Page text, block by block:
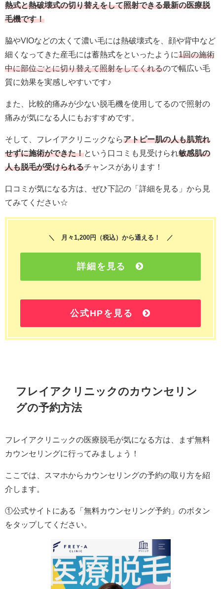
熱式と熱破壊式の切り替えをして照射できる最新の医療脱
毛機です！
脇やVIOなどの太くて濃い毛には熱破壊式を、顔や背中など
細くなってきた産毛には蓄熱式をといったように1回の施術
中に部位ごとに切り替えて照射をしてくれるので幅広い毛
質に効果を実感しやすいです♪
また、比較的痛みが少ない脱毛機を使用してるので照射の
痛みが気になる人にもおすすめです。
そして、フレイアクリニックならアトピー肌の人も肌荒れ
せずに施術ができた！という口コミも見受けられ敏感肌の
人も脱毛が受けられるチャンスがあります！
口コミが気になる方は、ぜひ下記の「詳細を見る」から見
てみてください☆
＼ 月々1,200円（税込）から通える！ ／
詳細を見る
公式HPを見る
フレイアクリニックのカウンセリン
グの予約方法
フレイアクリニックの医療脱毛が気になる方は、まず無料
カウンセリングに行ってみましょう！
ここでは、スマホからカウンセリングの予約の取り方を紹
介します。
①公式サイトにある「無料カウンセリング予約」のボタン
をタップしてください。